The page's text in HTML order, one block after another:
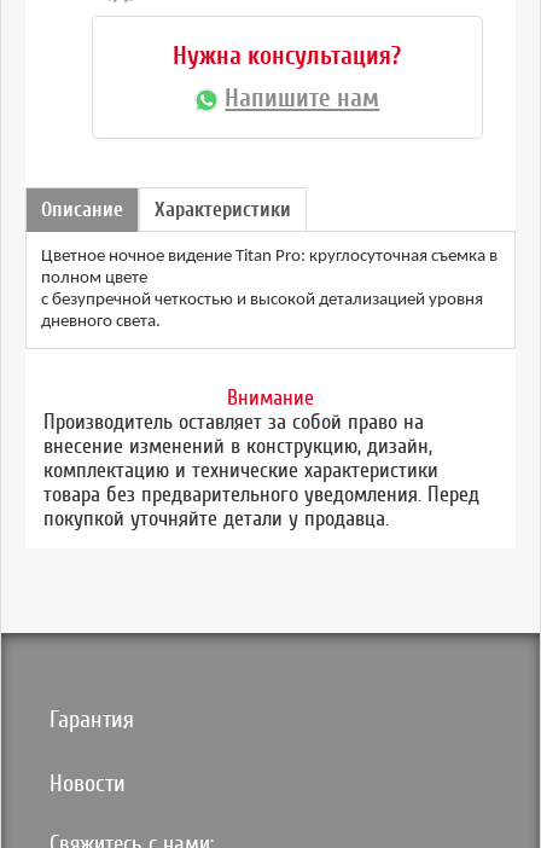
Нужна консультация?
Напишите нам
Описание Характеристики
Цветное ночное видение Titan Pro: круглосуточная съемка в
полном цвете
с безупречной четкостью и высокой детализацией уровня
дневного света.
Внимание
Производитель оставляет за собой право на
внесение изменений в конструкцию, дизайн,
комплектацию и технические характеристики
товара без предварительного уведомления. Перед
покупкой уточняйте детали у продавца.
Гарантия
Новости